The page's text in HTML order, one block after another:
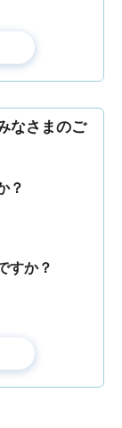
なさまのご
？
すか？